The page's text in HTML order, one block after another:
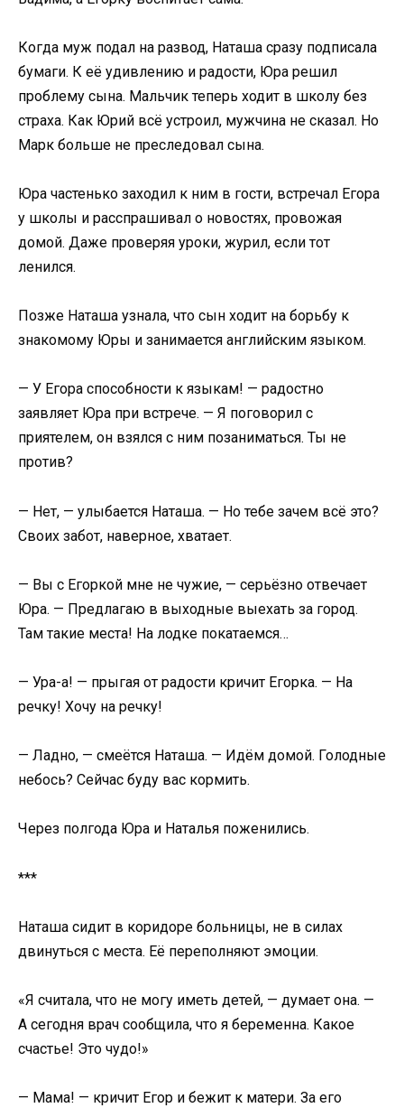
Когда муж подал на развод, Наташа сразу подписала
бумаги. К её удивлению и радости, Юра решил
проблему сына. Мальчик теперь ходит в школу без
страха. Как Юрий всё устроил, мужчина не сказал. Но
Марк больше не преследовал сына.
Юра частенько заходил к ним в гости, встречал Егора
у школы и расспрашивал о новостях, провожая
домой. Даже проверяя уроки, журил, если тот
ленился.
Позже Наташа узнала, что сын ходит на борьбу к
знакомому Юры и занимается английским языком.
— У Егора способности к языкам! — радостно
заявляет Юра при встрече. — Я поговорил с
приятелем, он взялся с ним позаниматься. Ты не
против?
— Нет, — улыбается Наташа. — Но тебе зачем всё это?
Своих забот, наверное, хватает.
— Вы с Егоркой мне не чужие, — серьёзно отвечает
Юра. — Предлагаю в выходные выехать за город.
Там такие места! На лодке покатаемся…
— Ура-а! — прыгая от радости кричит Егорка. — На
речку! Хочу на речку!
— Ладно, — смеётся Наташа. — Идём домой. Голодные
небось? Сейчас буду вас кормить.
Через полгода Юра и Наталья поженились.
***
Наташа сидит в коридоре больницы, не в силах
двинуться с места. Её переполняют эмоции.
«Я считала, что не могу иметь детей, — думает она. —
А сегодня врач сообщила, что я беременна. Какое
счастье! Это чудо!»
— Мама! — кричит Егор и бежит к матери. За его